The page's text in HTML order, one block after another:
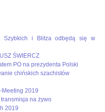
Szybkich i Blitza odbędą się w
ŚWIERCZ
PO na prezydenta Polski
chińskich szachistów
Meeting 2019
na żywo
2019